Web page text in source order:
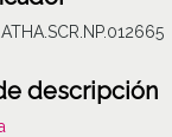
descripción